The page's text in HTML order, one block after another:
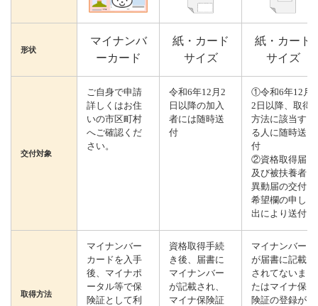
形状
マイナンバ
ーカード
紙・カード
サイズ
紙・カード
サイズ
交付対象
ご自身で申請
詳しくはお住
いの市区町村
へご確認くだ
さい。
令和6年12月2
日以降の加入
者には随時送
付
①令和6年12月
2日以降、取得
方法に該当す
る人に随時送
付
②資格取得届
及び被扶養者
異動届の交付
希望欄の申し
出により送付
取得方法
マイナンバー
カードを入手
後、マイナポ
ータル等で保
険証として利
資格取得手続
き後、届書に
マイナンバー
が記載され、
マイナ保険証
マイナンバー
が届書に記載
されてないま
たはマイナ保
険証の登録が